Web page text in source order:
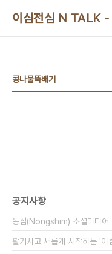
이심전심 N TALK -
콩나물뚝배기
공지사항
농심(Nongshim) 소셜미디어
활기차고 새롭게 시작하는 '